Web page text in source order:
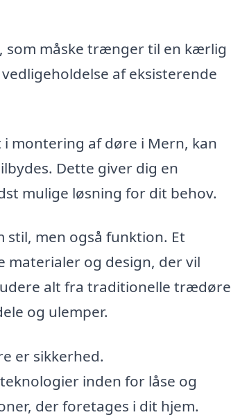
som måske trænger til en kærlig
af eksisterende
montering af døre i Mern, kan
Dette giver dig en
mulige løsning for dit behov.
men også funktion. Et
materialer og design, der vil
alt fra traditionelle trædøre
og ulemper.
er sikkerhed.
inden for låse og
der foretages i dit hjem.